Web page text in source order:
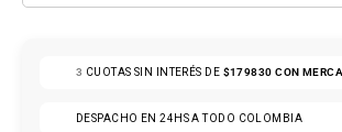
3 CUOTAS SIN INTERÉS DE $179830CON
DESPACHO EN 24HS A TODO COLOMBIA